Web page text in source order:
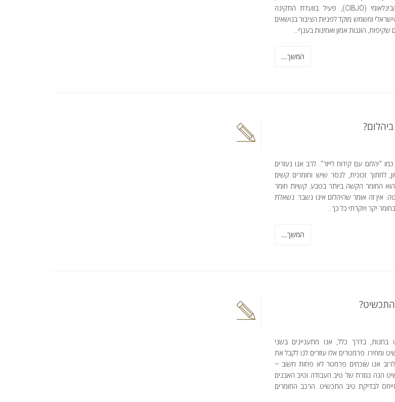
שותף בארגון התכשיטים הבינלאומי (CIBJO), פעיל בוועדת התקינה
ומשמש מוקד לפניות הציבור בנושאים
הוגנות אמון ואמינות בענף...
המשך...
עם קידוח לייזר". לרב אנו נעזרים
לחתוך זכוכית, לנסר שיש וחומרים קשים
החומר הקשה ביותר בטבע. קשיות חומר
אין זה אומר שהיהלום אינו נשבר. נשאלת
יקר ויוקרתי כל כך...
המשך...
התכשיט?
בדרך כלל, אנו מתעניינים בשני
ומחירו. פרמטרים אלו עוזרים לנו לקבל את
אנו שוכחים פרמטר לא פחות חשוב –
הנה נגזרת של טיב העבודה וטיב האבנים
לבדיקת טיב התכשיט. הרכב החומרים